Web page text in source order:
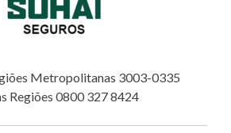
Metropolitanas 3003-0335
Regiões 0800 327 8424